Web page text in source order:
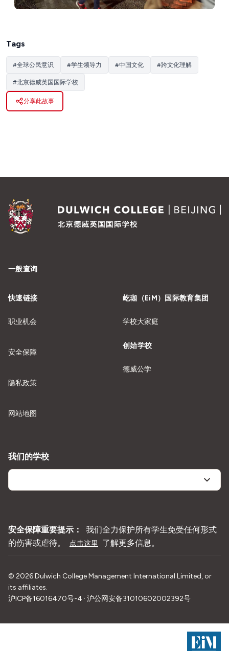
Tags
#全球公民意识 #学生领导力 #中国文化 #跨文化理解
#北京德威英国国际学校
分享此故事
一般查询
快速链接
职业机会
安全保障
隐私政策
网站地图
屹珈（EiM）国际教育集团
学校大家庭
创始学校
德威公学
我们的学校
安全保障重要提示：
我们全力保护所有学生免受任何形式
的伤害或虐待。
点击这里 了解更多信息。
© 2026Dulwich College Management International Limited, or
its affiliates.
沪ICP备16016470号-4 · 沪公网安备31010602002392号